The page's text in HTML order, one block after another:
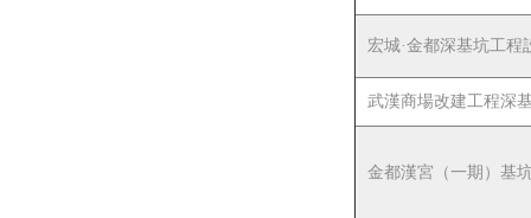
宏城·金都深基坑工程
武漢商場改建工程深
金都漢宮（一期）基